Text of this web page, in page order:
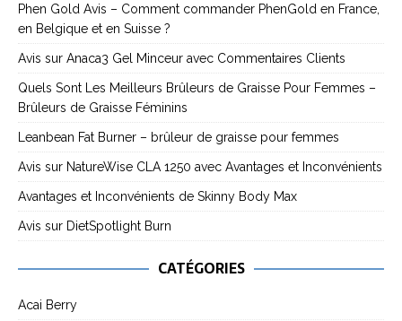
Phen Gold Avis – Comment commander PhenGold en France,
en Belgique et en Suisse ?
Avis sur Anaca3 Gel Minceur avec Commentaires Clients
Quels Sont Les Meilleurs Brûleurs de Graisse Pour Femmes –
Brûleurs de Graisse Féminins
Leanbean Fat Burner – brûleur de graisse pour femmes
Avis sur NatureWise CLA 1250 avec Avantages et Inconvénients
Avantages et Inconvénients de Skinny Body Max
Avis sur DietSpotlight Burn
CATÉGORIES
Acai Berry